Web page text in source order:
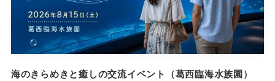
海のきらめきと癒しの交流イベント（葛西臨海水族園）